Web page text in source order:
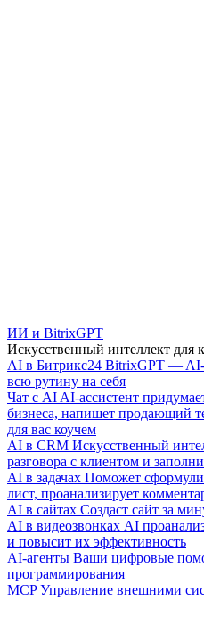
ИИ и BitrixGPT
Искусственный интеллект для
AI в Битрикс24 BitrixGPT — AI-
всю рутину на себя
Чат с AI AI-ассистент
бизнеса, напишет продающий
для вас коучем
AI в CRM Искусственный
разговора с клиентом и
AI в задачах Поможет
лист, проанализирует
AI в сайтах Создаст сайт за
AI в видеозвонках AI
и повысит их эффективность
AI-агенты Ваши цифровые
программирования
MCP Управление внешними